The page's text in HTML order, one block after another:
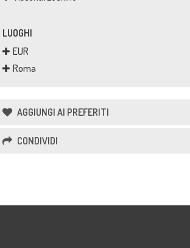
LUOGHI
EUR
Roma
AGGIUNGI AI PREFERITI
CONDIVIDI